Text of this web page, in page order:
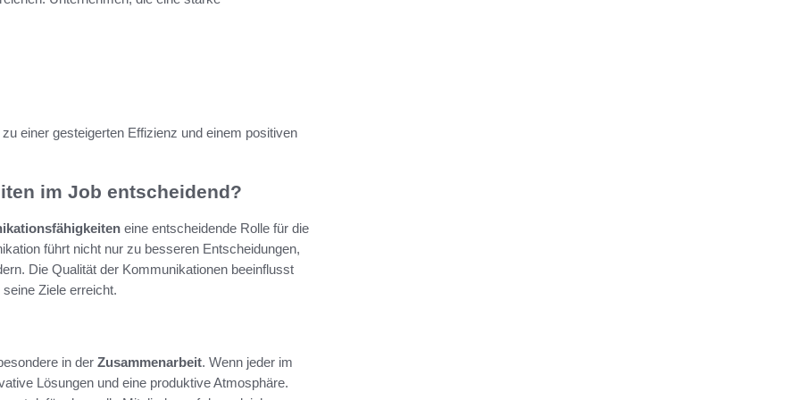
zu einer gesteigerten Effizienz und einem positiven
im Job entscheidend?
eine entscheidende Rolle für die
führt nicht nur zu besseren Entscheidungen,
Die Qualität der Kommunikationen beeinflusst
Ziele erreicht.
in der Zusammenarbeit. Wenn jeder im
Lösungen und eine produktive Atmosphäre.